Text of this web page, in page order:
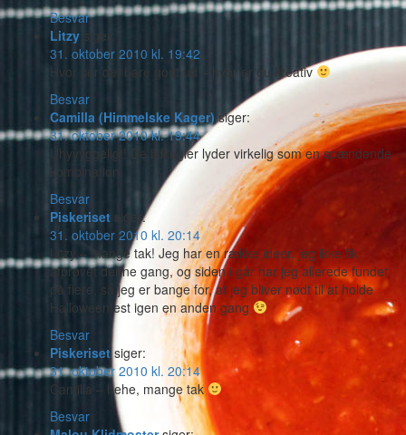
Besvar
Litzy siger:
31. oktober 2010 kl. 19:42
Hvor ser det bare godt ud – hvor er du kreativ
Besvar
Camilla (Himmelske Kager) siger:
31. oktober 2010 kl. 19:44
Uhyyyggeligt! De ildkugler lyder virkelig som en spændende
kombination.
Besvar
Piskeriset siger:
31. oktober 2010 kl. 20:14
Litzy – mange tak! Jeg har en række ideer, jeg ikke fik
afprøvet denne gang, og siden i går har jeg allerede fundet
på flere, så jeg er bange for, at jeg bliver nødt til at holde
Halloweenfest igen en anden gang
Besvar
Piskeriset siger:
31. oktober 2010 kl. 20:14
Camilla – hehe, mange tak
Besvar